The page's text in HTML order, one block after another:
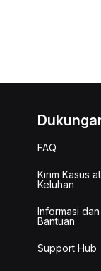
FAQ
Kirim Kasus
Keluhan
Informasi dan
Bantuan
Support Hub